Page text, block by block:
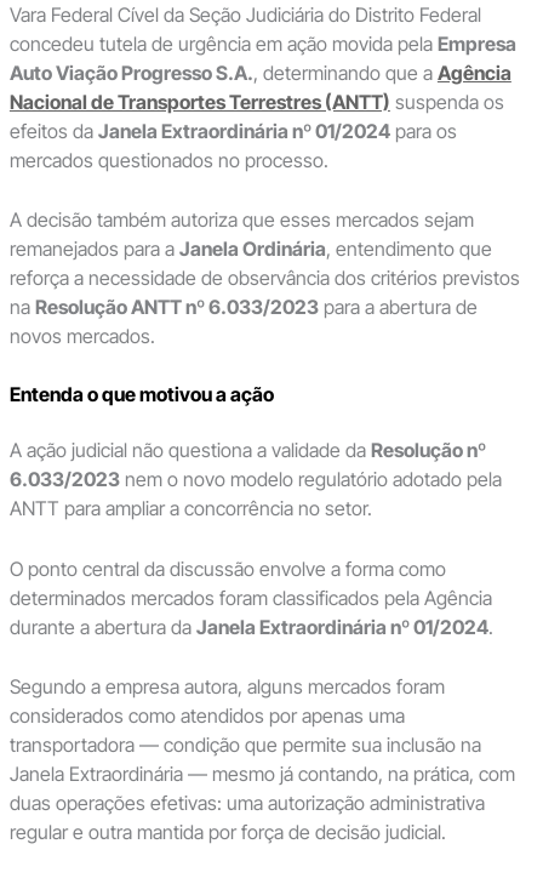
Vara Federal Cível da Seção Judiciária do Distrito Federal
concedeu tutela de urgência em ação movida pela Empresa
Auto Viação Progresso S.A., determinando que a Agência
Nacional de Transportes Terrestres (ANTT) suspenda os
efeitos da Janela Extraordinária nº 01/2024para os
mercados questionados no processo.
A decisão também autoriza que esses mercados sejam
remanejados para a Janela Ordinária, entendimento que
reforça a necessidade de observância dos critérios previstos
na Resolução ANTT nº 6.033/2023para a abertura de
novos mercados.
Entenda o que motivou a ação
A ação judicial não questiona a validade da Resolução nº
6.033/2023nem o novo modelo regulatório adotado pela
ANTT para ampliar a concorrência no setor.
O ponto central da discussão envolve a forma como
determinados mercados foram classificados pela Agência
durante a abertura da Janela Extraordinária nº 01/2024.
Segundo a empresa autora, alguns mercados foram
considerados como atendidos por apenas uma
transportadora — condição que permite sua inclusão na
Janela Extraordinária — mesmo já contando, na prática, com
duas operações efetivas: uma autorização administrativa
regular e outra mantida por força de decisão judicial.